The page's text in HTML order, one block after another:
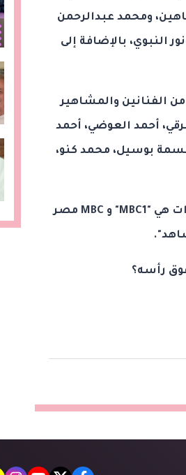
ومحمد عبدالرحمن
بالإضافة إلى
الفنانين والمشاهير
أحمد العوضي، أحمد
بوسيل، محمد كنو،
وكشفت الخريطة البرامجية عن عرض البرنامج على 4 قنوات هي "MBC1" و MBC مصر